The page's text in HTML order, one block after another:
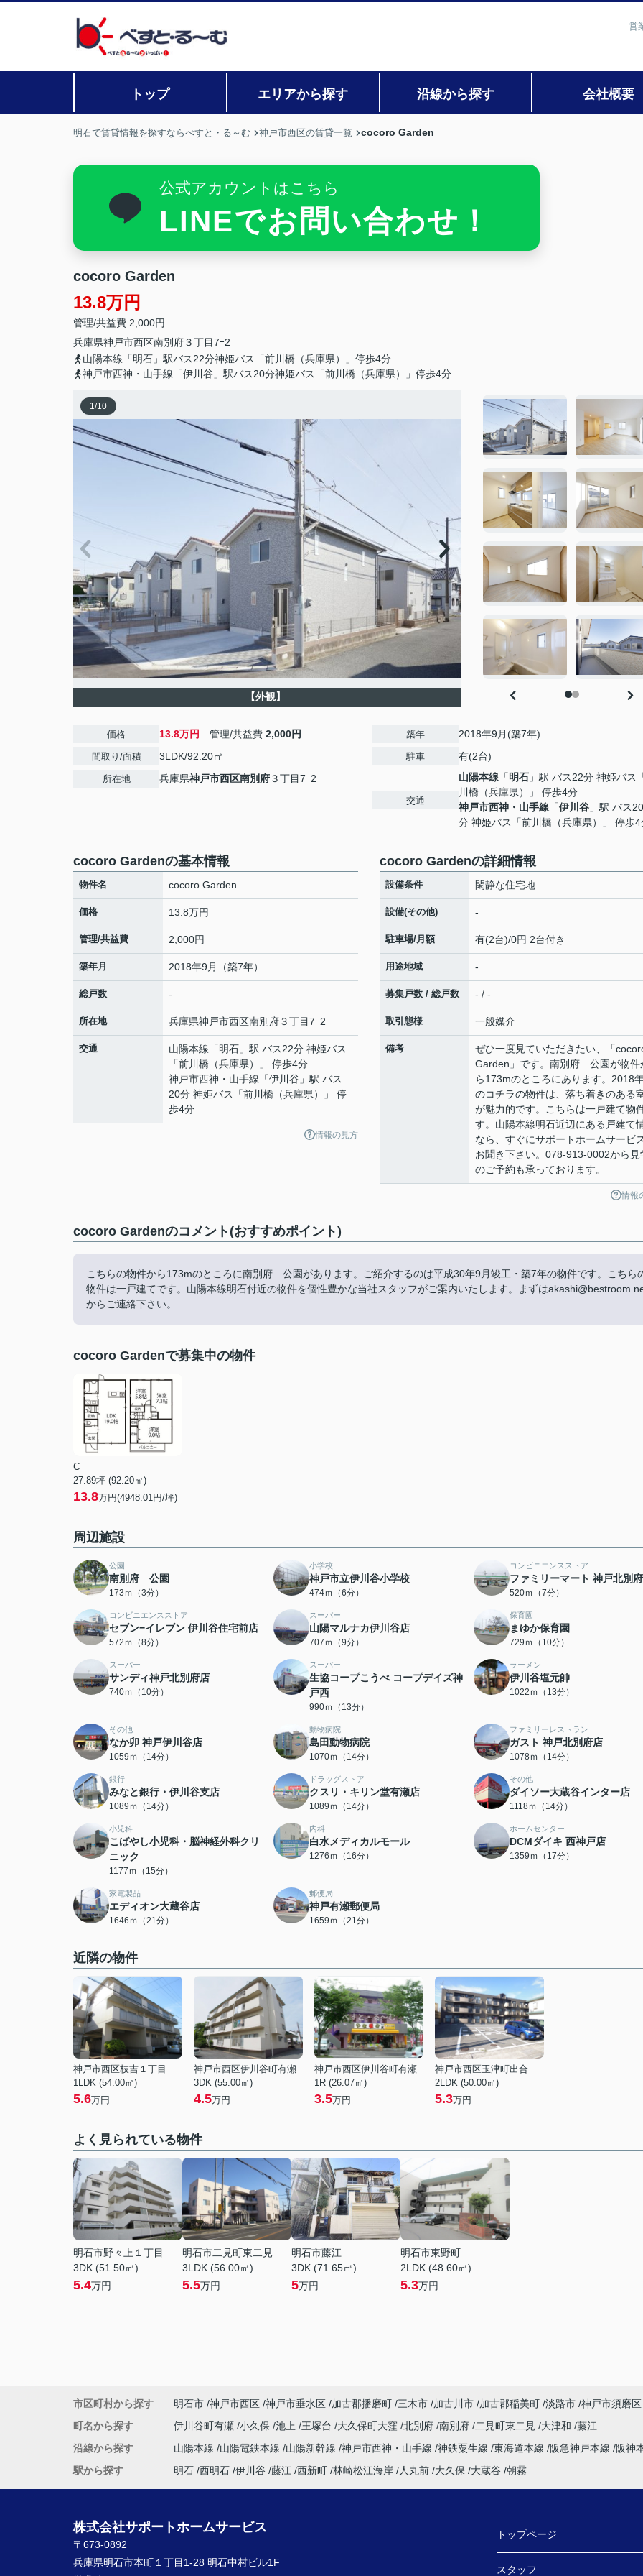
営
トップ エリアから探す 沿線から探す 会社概要
明石で賃貸情報を探すならべすと・る～む 神戸市西区の賃貸一覧 cocoro Garden
公式アカウントはこちら
LINEでお問い合わせ！
cocoro Garden
13.8万円
管理/共益費 2,000円
兵庫県神戸市西区南別府３丁目7ｰ2
山陽本線「明石」駅バス22分神姫バス「前川橋（兵庫県）」停歩4分
神戸市西神・山手線「伊川谷」駅バス20分神姫バス「前川橋（兵庫県）」停歩4分
1/10
【外観】
価格 13.8万円 管理/共益費 2,000円
間取り/面積 3LDK/92.20㎡
所在地 兵庫県神戸市西区南別府３丁目7ｰ2
築年 2018年9月(築7年)
駐車 有(2台)
交通
山陽本線 「明石 」駅 バス22分 神姫バス
川橋（兵庫県）」 停歩4分
神戸市西神・山手線 「伊川谷 」駅 バス20
分 神姫バス「前川橋（兵庫県）」 停歩4
cocoro Gardenの基本情報
物件名 cocoro Garden
価格 13.8万円
管理/共益費 2,000円
築年月 2018年9月（築7年）
総戸数 -
所在地 兵庫県神戸市西区南別府３丁目7ｰ2
交通 山陽本線 「明石 」駅 バス22分 神姫バス
「前川橋（兵庫県）」 停歩4分
神戸市西神・山手線 「伊川谷 」駅 バス
20分 神姫バス「前川橋（兵庫県）」 停
歩4分
情報の見方
cocoro Gardenの詳細情報
設備条件 閑静な住宅地
設備(その他) -
駐車場/月額 有(2台)/0円 2台付き
用途地域 -
募集戸数 / 総戸数 - / -
取引態様 一般媒介
備考
ぜひ一度見ていただきたい、「
Garden」です。南別府 公園が物件
ら173mのところにあります。2018
のコチラの物件は、落ち着きのある
が魅力的です。こちらは一戸建て物
す。山陽本線明石近辺にある戸建て
なら、すぐにサポートホームサービ
お聞き下さい。078-913-0002から見
のご予約も承っております。
情報
cocoro Gardenのコメント(おすすめポイント)
こちらの物件から173mのところに南別府 公園があります。ご紹介するのは平成30年9月竣工・築7年の物件です。こちら
物件は一戸建てです。山陽本線明石付近の物件を個性豊かな当社スタッフがご案内いたします。まずは
からご連絡下さい。
cocoro Gardenで募集中の物件
C
27.89坪 (92.20㎡)
13.8万円(4948.01円/坪)
周辺施設
公園
南別府 公園
173ｍ（3分）
小学校
神戸市立伊川谷小学校
474ｍ（6分）
コンビニエンスストア
ファミリーマート 神戸北別
520ｍ（7分）
コンビニエンスストア
セブン−イレブン 伊川谷住宅前店
572ｍ（8分）
スーパー
山陽マルナカ伊川谷店
707ｍ（9分）
保育園
まゆか保育園
729ｍ（10分）
スーパー
サンディ神戸北別府店
740ｍ（10分）
スーパー
生協コープこうべ コープデイズ神
戸西
990ｍ（13分）
ラーメン
伊川谷塩元帥
1022ｍ（13分）
その他
なか卯 神戸伊川谷店
1059ｍ（14分）
動物病院
島田動物病院
1070ｍ（14分）
ファミリーレストラン
ガスト 神戸北別府店
1078ｍ（14分）
銀行
みなと銀行・伊川谷支店
1089ｍ（14分）
ドラッグストア
クスリ・キリン堂有瀬店
1089ｍ（14分）
その他
ダイソー大蔵谷インター店
1118ｍ（14分）
小児科
こばやし小児科・脳神経外科クリ
ニック
1177ｍ（15分）
内科
白水メディカルモール
1276ｍ（16分）
ホームセンター
DCMダイキ 西神戸店
1359ｍ（17分）
家電製品
エディオン大蔵谷店
1646ｍ（21分）
郵便局
神戸有瀬郵便局
1659ｍ（21分）
近隣の物件
神戸市西区枝吉１丁目
1LDK (54.00㎡)
5.6万円
神戸市西区伊川谷町有瀬
3DK (55.00㎡)
4.5万円
神戸市西区伊川谷町有瀬
1R (26.07㎡)
3.5万円
神戸市西区玉津町出合
2LDK (50.00㎡)
5.3万円
よく見られている物件
明石市野々上１丁目
3DK (51.50㎡)
5.4万円
明石市二見町東二見
3LDK (56.00㎡)
5.5万円
明石市藤江
3DK (71.65㎡)
5万円
明石市東野町
2LDK (48.60㎡)
5.3万円
市区町村から探す 明石市 神戸市西区 神戸市垂水区 加古郡播磨町 三木市 加古川市 加古郡稲美町 淡路市 神戸市須磨区
町名から探す
伊川谷町有瀬 小久保 池上 王塚台 大久保町大窪 北別府 南別府 二見町東二見 大津和 藤江
沿線から探す
山陽本線 山陽電鉄本線 山陽新幹線 神戸市西神・山手線 神鉄粟生線 東海道本線 阪急神戸本線
阪神
駅から探す
明石 西明石 伊川谷 藤江 西新町 林崎松江海岸 人丸前 大久保 大蔵谷 朝霧
株式会社サポートホームサービス
〒673-0892
兵庫県明石市本町１丁目1-28 明石中村ビル1F
トップページ
スタッフ